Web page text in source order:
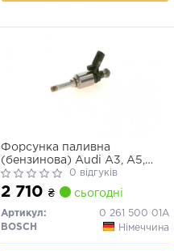
Форсунка паливна
(бензинова) Audi A3, A5,
VW Passat 2.0 FSI, 04-18
0 відгуків
2 710 ₴ сьогодні
Артикул:
0 261 500 01A
BOSCH
Німеччина